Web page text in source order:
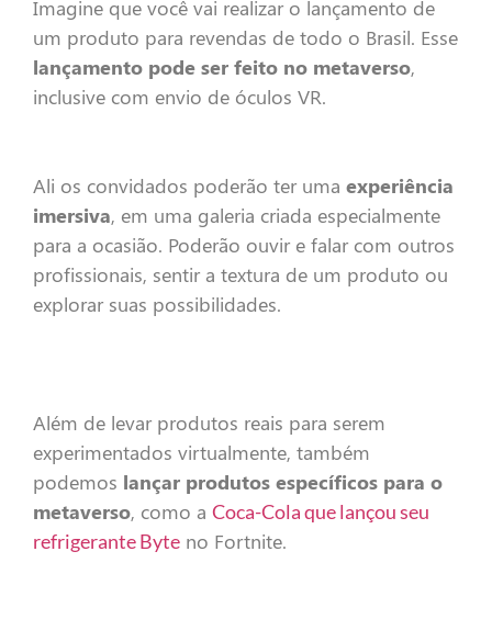
Imagine que você vai realizar o lançamento de
um produto para revendas de todo o Brasil. Esse
lançamento pode ser feito no metaverso,
inclusive com envio de óculos VR.
Ali os convidados poderão ter uma experiência
imersiva, em uma galeria criada especialmente
para a ocasião. Poderão ouvir e falar com outros
profissionais, sentir a textura de um produto ou
explorar suas possibilidades.
Além de levar produtos reais para serem
experimentados virtualmente, também
podemos lançar produtos específicos para o
metaverso, como a Coca-Cola que lançou seu
refrigerante Byte no Fortnite.